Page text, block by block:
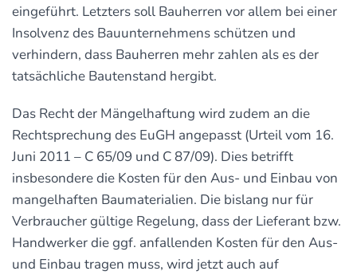
eingeführt. Letzters soll Bauherren vor allem bei einer
Insolvenz des Bauunternehmens schützen und
verhindern, dass Bauherren mehr zahlen als es der
tatsächliche Bautenstand hergibt.
Das Recht der Mängelhaftung wird zudem an die
Rechtsprechung des EuGH angepasst (Urteil vom 16.
Juni 2011 – C 65/09 und C 87/09). Dies betrifft
insbesondere die Kosten für den Aus- und Einbau von
mangelhaften Baumaterialien. Die bislang nur für
Verbraucher gültige Regelung, dass der Lieferant bzw.
Handwerker die ggf. anfallenden Kosten für den Aus-
und Einbau tragen muss, wird jetzt auch auf